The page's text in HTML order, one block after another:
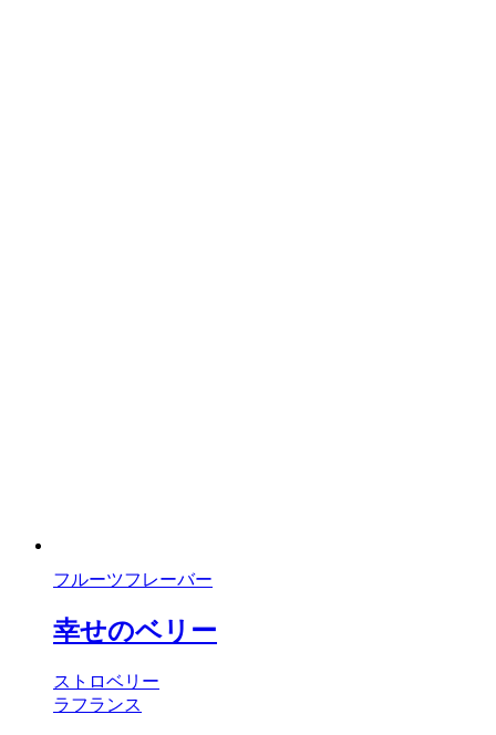
フルーツフレーバー
幸せのベリー
ストロベリー
ラフランス